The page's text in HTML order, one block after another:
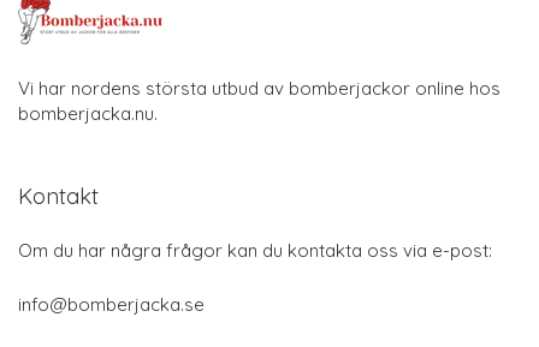
Vi har nordens största utbud av bomberjackor online hos
bomberjacka.nu.
Kontakt
Om du har några frågor kan du kontakta oss via e-post:
info@bomberjacka.se